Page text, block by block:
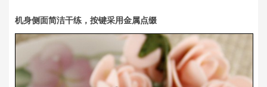
机身侧面简洁干练，按键采用金属点缀